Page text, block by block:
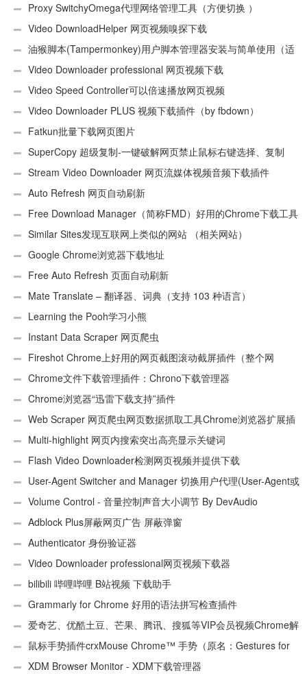
效:“CEX_HEADER_INVALID”的解决办法
Proxy SwitchyOmega代理网络管理工具（方便切换 ）
Video DownloadHelper 网页视频嗅探下载
油猴脚本(Tampermonkey)用户脚本管理器安装与简单使用（适
用Android）
Video Downloader professional 网页视频下载
Video Speed Controller可以倍速播放网页视频
Video Downloader PLUS 视频下载插件（by fbdown）
Fatkun批量下载网页图片
SuperCopy 超级复制-一键破解网页禁止鼠标右键选择、复制
Stream Video Downloader 网页流媒体视频音频下载插件
Auto Refresh 网页自动刷新
Free Download Manager（简称FMD）好用的Chrome下载工具
插件Similar Sites发现互联网上类似的网站 （相关网站）
Google Chrome浏览器下载地址
Free Auto Refresh 页面自动刷新
Mate Translate – 翻译器、词典（支持 103 种语言）
Learning the Pooh学习小熊
Instant Data Scraper 网页爬虫
Fireshot Chrome上好用的网页截图滚动截屏插件（整个网
页）Chrome文件下载管理插件：Chrono下载管理器
Chrome浏览器“迅雷下载支持”插件
Web Scraper 网页爬虫网页数据抓取工具Chrome浏览器扩展插
件 Multi-highlight 网页内搜索突出高亮显示关键词
Flash Video Downloader检测网页视频并提供下载
User-Agent Switcher and Manager 切换用户代理(User-Agent或
UA)Volume Control - 音量控制声音大小调节 By DevAudio
Adblock Plus屏蔽网页广告 屏蔽弹窗
Authenticator 身份验证器
Video Downloader professional网页视频下载器
bilibili 哔哩哔哩 B站视频 下载助手
Grammarly for Chrome 好用的语法拼写检查插件
爱奇艺、优酷土豆、芒果、腾讯、搜狐等VIP会员视频Chrome解
析工具鼠标手势插件crxMouse Chrome™ 手势（原名：Gestures for
Chrome(TM)汉化版）
XDM Browser Monitor - XDM下载管理器